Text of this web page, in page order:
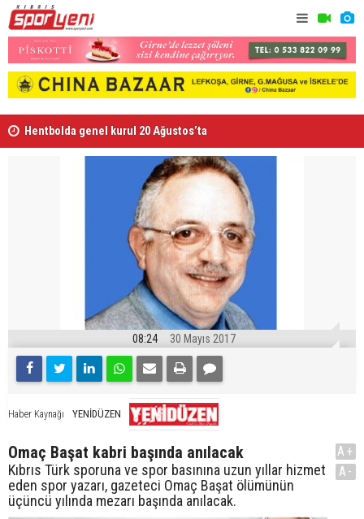
Hentbolda genel kurul 20 Ağustos’ta
08:24 30 Mayıs 2017
Haber Kaynağı YENİDÜZEN
Omaç Başat kabri başında anılacak
Kıbrıs Türk sporuna ve spor basınına uzun yıllar hizmet
eden spor yazarı, gazeteci Omaç Başat ölümünün
üçüncü yılında mezarı başında anılacak.
A+
A-